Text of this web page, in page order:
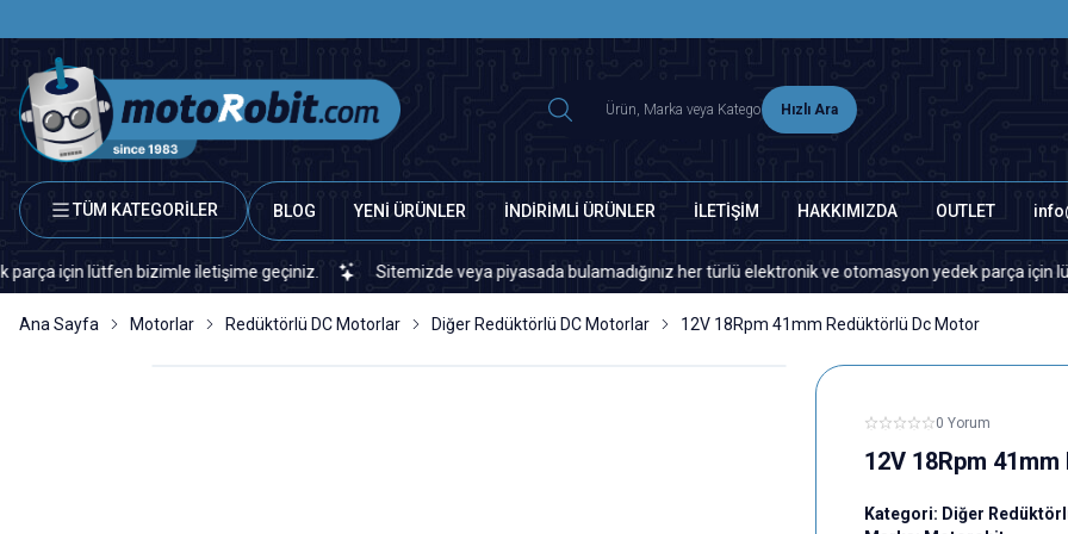
Hızlı Ara
TÜM KATEGORİLER BLOG YENİ ÜRÜNLER İNDİRİMLİ ÜRÜNLER İLETİŞİM HAKKIMIZDA OUTLET
lütfen bizimle iletişime geçiniz. Sitemizde veya piyasada bulamadığınız her türlü elektronik ve otomasyon yedek parça için lütfen
Ana Sayfa Motorlar Redüktörlü DC Motorlar Diğer Redüktörlü DC Motorlar 12V 18Rpm 41mm Redüktörlü Dc Motor
0 Yorum
12V 18Rpm
Kategori: Diğer